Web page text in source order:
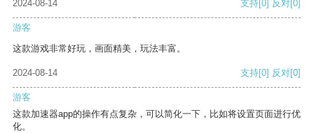
2024-08-14
支持[0] 反对[0]
游客
这款游戏非常好玩，画面精美，玩法丰富。
2024-08-14 支持[0] 反对[0]
游客
这款加速器app的操作有点复杂，可以简化一下，比如将设置页面进行优
化。